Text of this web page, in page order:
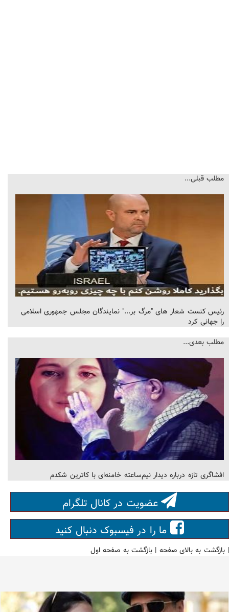
مطلب قبلی...
رئیس کنست شعار های "مرگ بر..." نمایندگان مجلس جمهوری اسلامی
را جهانی کرد
مطلب بعدی...
افشاگری تازه درباره دیدار نیم‌ساعته‌ خامنه‌ای با کاترین شکدم
عضویت در کانال تلگرام
ما را در فیسبوک دنبال کنید
|بازگشت به بالای صفحه |بازگشت به صفحه اول